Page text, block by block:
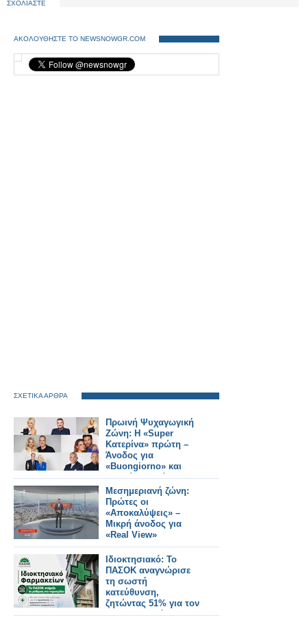
ΣΧΟΛΙΑΣΤΕ
ΑΚΟΛΟΥΘΗΣΤΕ ΤΟ NEWSNOWGR.COM
ΣΧΕΤΙΚΑ ΑΡΘΡΑ
Πρωινή Ψυχαγωγική
Ζώνη: Η «Super
Κατερίνα» πρώτη –
Άνοδος για
«Buongiorno» και
«Πρωίαν σε είδον»
Μεσημεριανή ζώνη:
Πρώτες οι
«Αποκαλύψεις» –
Μικρή άνοδος για
«Real View»
Ιδιοκτησιακό: Το
ΠΑΣΟΚ αναγνώρισε
τη σωστή
κατεύθυνση,
ζητώντας 51% για τον
φαρμακοποιό